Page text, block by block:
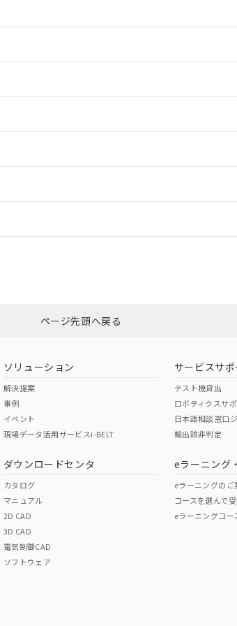
はこちら
在する可能性があります。
日本
（アメリカ
この製品の規格認証/適合
その他の認証はこちらのページからご
ページ先頭へ戻る
ソリューション
解決提案
事例
イベント
現場データ活用サービスi-BELT
ダウンロードセンタ
カタログ
マニュアル
2D CAD
3D CAD
電気制御CAD
ソフトウェア
サービスサポ
テスト機貸出
ロボティクスサ
日本語相談窓口
輸出該非判定
eラーニング
eラーニングのご
コースを選んで
eラーニングコー